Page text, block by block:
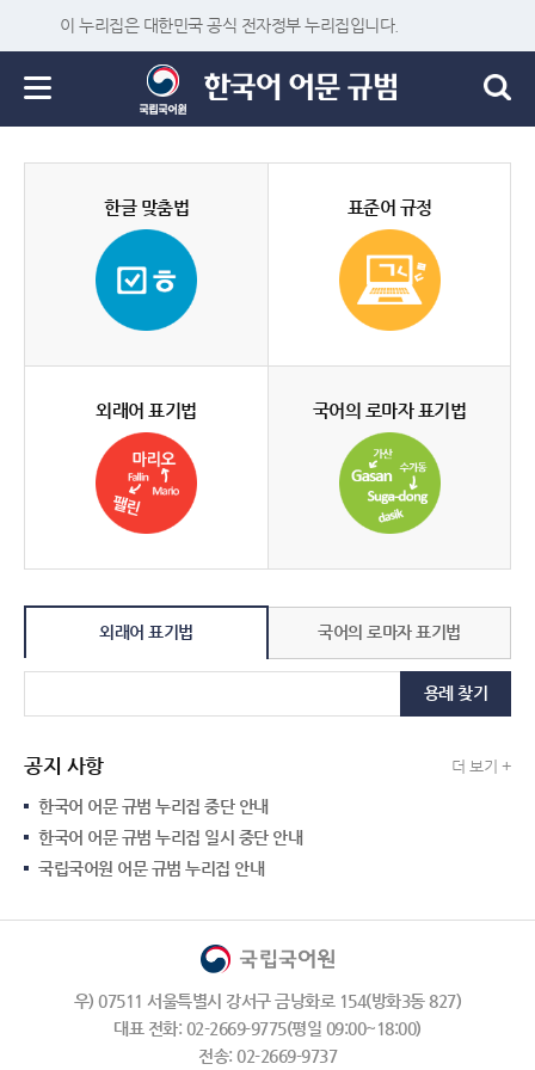
이 누리집은 대한민국 공식 전자정부 누리집입니다.
한글 맞춤법 표준어 규정
외래어 표기법 국어의 로마자 표기법
외래어 표기법 국어의 로마자 표기법
용례 찾기
공지 사항 더 보기 +
한국어 어문 규범 누리집 중단 안내
한국어 어문 규범 누리집 일시 중단 안내
국립국어원 어문 규범 누리집 안내
우) 07511 서울특별시 강서구 금낭화로 154(방화3동 827)
대표 전화: 02-2669-9775(평일 09:00~18:00)
전송: 02-2669-9737